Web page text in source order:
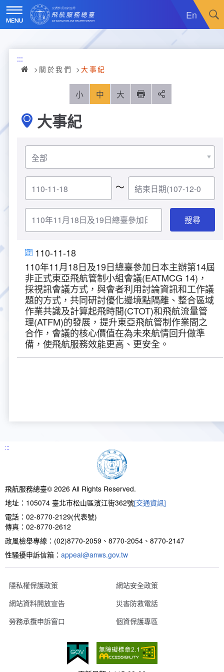
跳
到
主
要
En
最新消息
採購公告
就業資訊
活動訊息
電子相簿
RSS訂閱
關於我們
組織沿革
組織架構
業務職掌
編制及預算員額
首長介紹
大事紀
五十週年紀念專區
五十週年紀念影片
五十週年紀念專刊
回顧照片展
臺慶茶會照片及花絮
如何加入我們
服務範疇
飛航管制
服務介紹
服務進化史
飛航情報
服務介紹
服務進化史
航空氣象
服務介紹
服務進化史
航空通信
服務介紹
服務進化史
航空電子
服務介紹
服務進化史
安全管理
安全管理介紹
安全管理進化史
重大施政計畫
重大施政計畫
統計資訊
年統計資訊
管制架次統計
月統計資訊
桃園機場航班分時統計
便民服務
意見交流
人民陳情
意見信箱
總臺長與民有約
民意論壇
問卷調查
線上申辦
參訪申請
氣象資料申辦
資料開放
氣象報文歷史資料
航空氣象曙暮光資訊
常見問答
雙語詞彙
無障礙服務
無障礙設施
業務宣導
宣導短片
出版品
相關連結
交通部暨所屬機關
國內機場
航空公司
專區服務
塔臺園區新建工程專區
計畫簡介
設計概念
建築工程
塔臺自動化系統
主動公開資訊
法律、法規及行政規則
行政指導有關文書
施政計畫
公務出國報告
請願之處理結果及訴願之決定
公共工程採購契約
支付或接受補助金
對外關係文書
內部控制制度
線上申辦表單下載
飛航服務總臺執行職務安全及衛生防護報告
為民服務考核專區
提升服務品質執行辦法
績效業務實施計畫
問卷調查結果
性別平等專區
相關法規
相關連結
性別宣導及文件下載
性別平等工作小組及會議紀錄
檔案管理專區
檔案年度計畫
飛航服務回顧
檔案相關連結
申請閱覽政府資訊或卷宗作業規定
廉政會報專區
政風電子報
行政作業專區
:::
關於我們
大事紀
小 中 大 列印
大事紀
～
110-11-18
110年11月18日及19日總臺參加日本主辦第14屆
非正式東亞飛航管制小組會議(EATMCG 14)，
採視訊會議方式，與會者利用討論資訊和工作議
題的方式，共同研討優化邊境點隔離、整合區域
作業共識及計算起飛時間(CTOT)和飛航流量管
理(ATFM)的發展，提升東亞飛航管制作業間之
合作，會議的核心價值在為未來航情回升做準
備，使飛航服務效能更高、更安全。
:::
飛航服務總臺© 2026 All Rights Reserved.
地址：105074 臺北市松山區濱江街362號[交通資訊]
電話：02-8770-2129(代表號)
傳真：02-8770-2612
政風檢舉專線：(02)8770-2059、8770-2054、8770-2147
性騷擾申訴信箱： appeal@anws.gov.tw
隱私權保護政策
網站安全政策
網站資料開放宣告
災害防救電話
勞務承攬申訴窗口
個資保護專區